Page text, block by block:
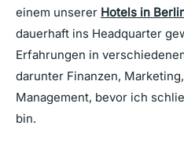
einem unserer Hotels in
dauerhaft ins Headquarter
Erfahrungen in
darunter Finanzen,
Management, bevor ich
bin.